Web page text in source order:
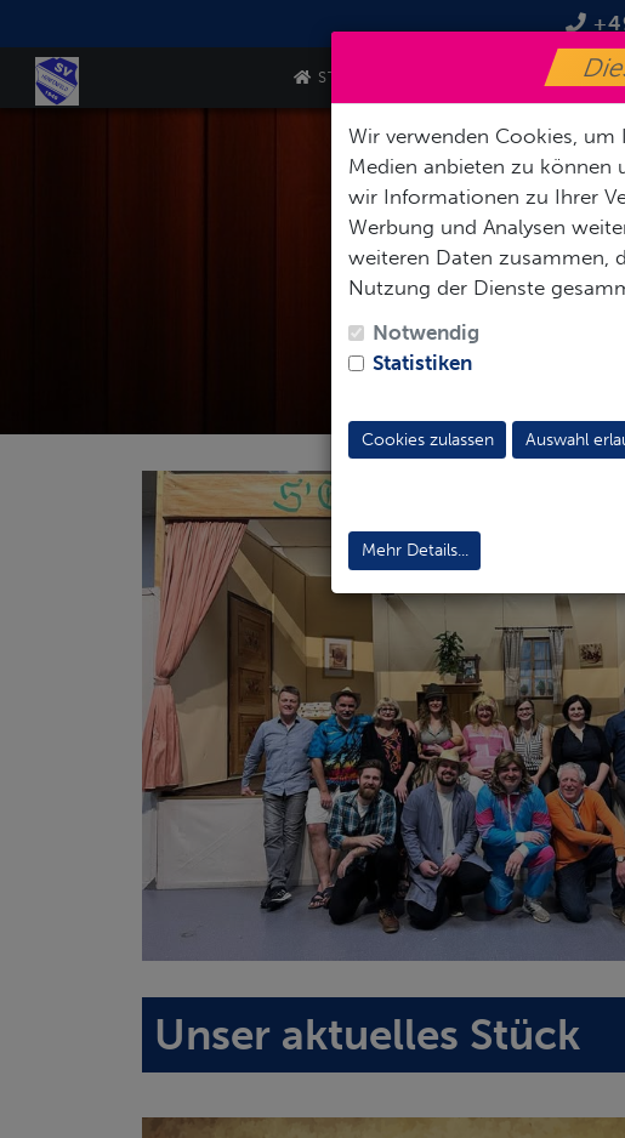
STARTSEITE
Unser aktuelles Stück
Wir verwenden Cookies, um
Medien anbieten zu können
wir Informationen zu Ihrer
Werbung und Analysen
weiteren Daten zusammen,
Nutzung der Dienste
Notwendig
Statistiken
Cookies zulassen Auswahl
Mehr Details...